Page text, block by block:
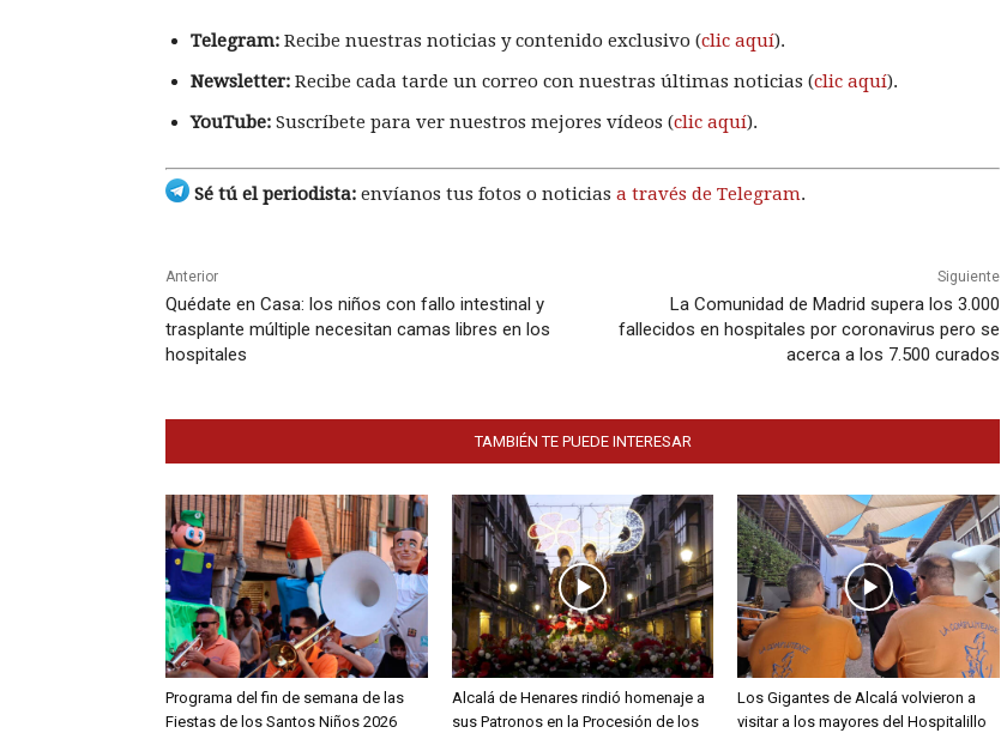
Telegram: Recibe nuestras noticias y contenido exclusivo (clic aquí).
Newsletter: Recibe cada tarde un correo con nuestras últimas noticias (clic aquí).
YouTube: Suscríbete para ver nuestros mejores vídeos (clic aquí).
Sé tú el periodista: envíanos tus fotos o noticias a través de Telegram.
Anterior
Quédate en Casa: los niños con fallo intestinal y
trasplante múltiple necesitan camas libres en los
hospitales
Siguiente
La Comunidad de Madrid supera los 3.000
fallecidos en hospitales por coronavirus pero se
acerca a los 7.500 curados
TAMBIÉN TE PUEDE INTERESAR
Programa del fin de semana de las
Fiestas de los Santos Niños 2026
Alcalá de Henares rindió homenaje a
sus Patronos en la Procesión de los
Los Gigantes de Alcalá volvieron a
visitar a los mayores del Hospitalillo